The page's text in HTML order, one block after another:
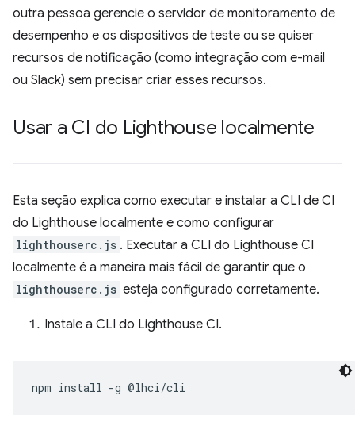
outra pessoa gerencie o servidor de monitoramento de
desempenho e os dispositivos de teste ou se quiser
recursos de notificação (como integração com e-mail
ou Slack) sem precisar criar esses recursos.
Usar a CI do Lighthouse localmente
Esta seção explica como executar e instalar a CLI de CI
do Lighthouse localmente e como configurar
lighthouserc.js . Executar a CLI do Lighthouse CI
localmente é a maneira mais fácil de garantir que o
lighthouserc.js esteja configurado corretamente.
Instale a CLI do Lighthouse CI.
npm install -g